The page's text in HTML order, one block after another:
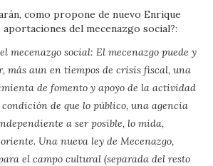
como propone de nuevo Enrique
aportaciones del mecenazgo social?:
mecenazgo social: El mecenazgo puede y
más aun entiempos de crisis fiscal, una
de fomento y apoyo de la actividad
de que lo público, una agencia
a serposible, lo mida,
Una nueva ley de Mecenazgo,
elcampo cultural (separada del resto